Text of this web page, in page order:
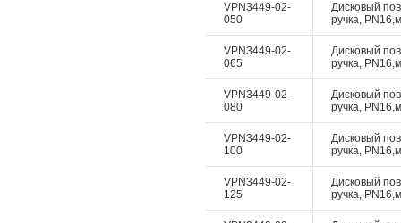
VPN3449-02-
050
Дисковый
ручка,
VPN3449-02-
065
Дисковый
ручка,
VPN3449-02-
080
Дисковый
ручка,
VPN3449-02-
100
Дисковый
ручка,
VPN3449-02-
125
Дисковый
ручка,